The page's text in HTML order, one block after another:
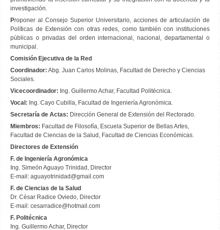
investigación.
Proponer al Consejo Superior Universitario, acciones de articulación de
Políticas de Extensión con otras redes, como también con instituciones
públicas o privadas del orden internacional, nacional, departamental o
municipal.
Comisión Ejecutiva de la Red
Coordinador: Abg. Juan Carlos Molinas, Facultad de Derecho y Ciencias
Sociales.
Vicecoordinador: Ing. Guillermo Achar, Facultad Politécnica.
Vocal: Ing. Cayo Cubilla, Facultad de Ingeniería Agronómica.
Secretaría de Actas: Dirección General de Extensión del Rectorado.
Miembros: Facultad de Filosofía, Escuela Superior de Bellas Artes,
Facultad de Ciencias de la Salud, Facultad de Ciencias Económicas.
Directores de Extensión
F. de Ingeniería Agronómica
Ing. Simeón Aguayo Trinidad, Director
E-mail:aguayotrinidad@gmail.com
F. de Ciencias de la Salud
Dr. César Radice Oviedo, Director
E-mail:cesarradice@hotmail.com
F. Politécnica
Ing. Guillermo Achar, Director